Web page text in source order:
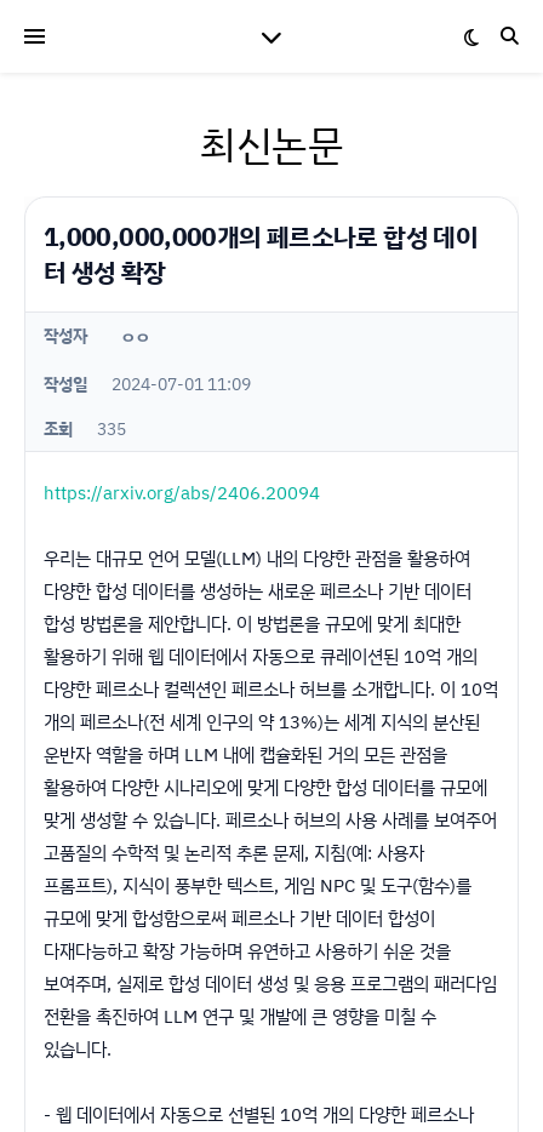
최신논문
1,000,000,000개의 페르소나로 합성 데이
터 생성 확장
작성자 ㅇㅇ
작성일
2024-07-01 11:09
조회
335
https://arxiv.org/abs/2406.20094
우리는 대규모 언어 모델(LLM) 내의 다양한 관점을 활용하여
다양한 합성 데이터를 생성하는 새로운 페르소나 기반 데이터
합성 방법론을 제안합니다. 이 방법론을 규모에 맞게 최대한
활용하기 위해 웹 데이터에서 자동으로 큐레이션된 10억 개의
다양한 페르소나 컬렉션인 페르소나 허브를 소개합니다. 이 10억
개의 페르소나(전 세계 인구의 약 13%)는 세계 지식의 분산된
운반자 역할을 하며 LLM 내에 캡슐화된 거의 모든 관점을
활용하여 다양한 시나리오에 맞게 다양한 합성 데이터를 규모에
맞게 생성할 수 있습니다. 페르소나 허브의 사용 사례를 보여주어
고품질의 수학적 및 논리적 추론 문제, 지침(예: 사용자
프롬프트), 지식이 풍부한 텍스트, 게임 NPC 및 도구(함수)를
규모에 맞게 합성함으로써 페르소나 기반 데이터 합성이
다재다능하고 확장 가능하며 유연하고 사용하기 쉬운 것을
보여주며, 실제로 합성 데이터 생성 및 응용 프로그램의 패러다임
전환을 촉진하여 LLM 연구 및 개발에 큰 영향을 미칠 수
있습니다.
- 웹 데이터에서 자동으로 선별된 10억 개의 다양한 페르소나